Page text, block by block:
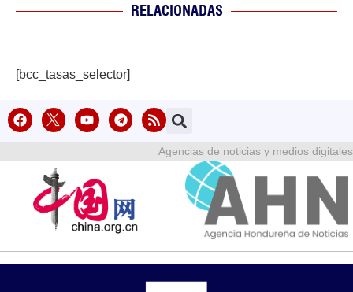
RELACIONADAS
[bcc_tasas_selector]
Agencias de noticias y medios digitales